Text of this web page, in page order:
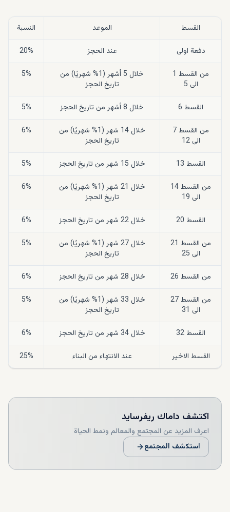
القسط الموعد النسبة
دفعة اولى عند الحجز 20%
من القسط 1
الى 5
خلال 5 أشهر (1% شهريًا) من
تاريخ الحجز
5%
القسط 6 خلال 8 أشهر من تاريخ الحجز 5%
من القسط 7
الى 12
خلال 14 شهر (1% شهريًا) من
تاريخ الحجز
6%
القسط 13 خلال 15 شهر من تاريخ الحجز 5%
من القسط 14
الى 19
خلال 21 شهر (1% شهريًا) من
تاريخ الحجز
6%
القسط 20 خلال 22 شهر من تاريخ الحجز 6%
من القسط 21
الى 25
خلال 27 شهر (1% شهريًا) من
تاريخ الحجز
5%
من القسط 26 خلال 28 شهر من تاريخ الحجز 6%
من القسط 27
الى 31
خلال 33 شهر (1% شهريًا) من
تاريخ الحجز
5%
القسط 32 خلال 34 شهر من تاريخ الحجز 6%
القسط الاخير عند الانتهاء من البناء 25%
اكتشف داماك ريفرسايد
اعرف المزيد عن المجتمع والمعالم ونمط الحياة
استكشف المجتمع